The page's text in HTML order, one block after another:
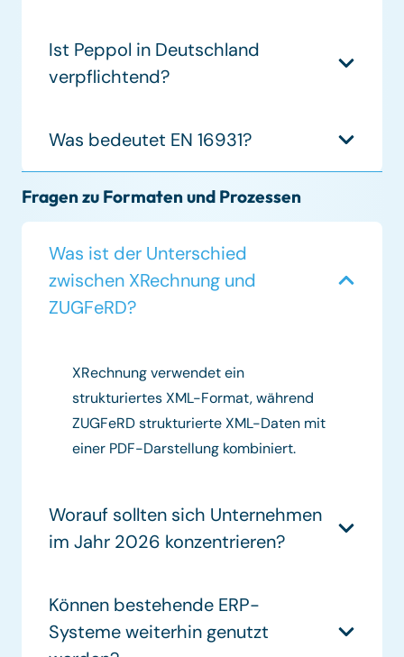
Ist Peppol in Deutschland
verpflichtend?
Was bedeutet EN 16931?
Fragen zu Formaten und Prozessen
Was ist der Unterschied
zwischen XRechnung und
ZUGFeRD?
XRechnung verwendet ein
strukturiertes XML-Format, während
ZUGFeRD strukturierte XML-Daten mit
einer PDF-Darstellung kombiniert.
Worauf sollten sich Unternehmen
im Jahr 2026 konzentrieren?
Können bestehende ERP-
Systeme weiterhin genutzt